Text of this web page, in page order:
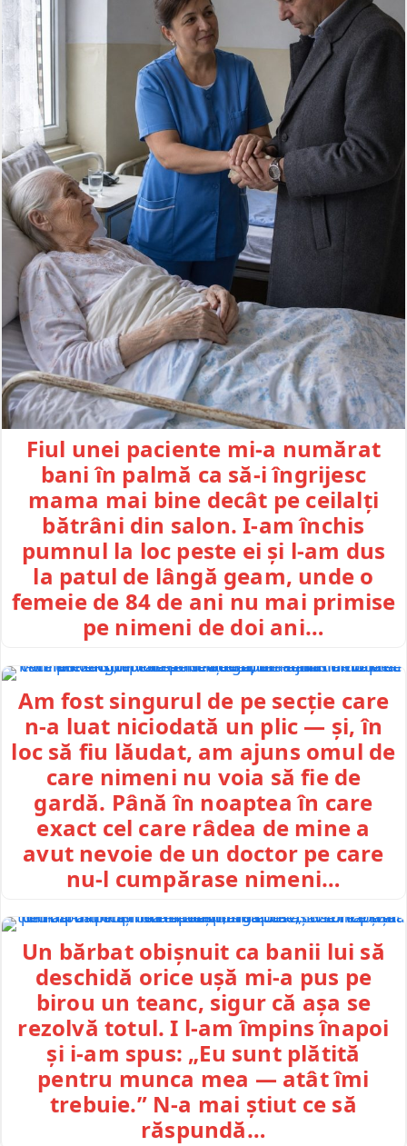
Fiul unei paciente mi-a numărat
bani în palmă ca să-i îngrijesc
mama mai bine decât pe ceilalți
bătrâni din salon. I-am închis
pumnul la loc peste ei și l-am dus
la patul de lângă geam, unde o
femeie de 84 de ani nu mai primise
pe nimeni de doi ani…
Am fost singurul de pe secție care
n-a luat niciodată un plic — și, în
loc să fiu lăudat, am ajuns omul de
care nimeni nu voia să fie de
gardă. Până în noaptea în care
exact cel care râdea de mine a
avut nevoie de un doctor pe care
nu-l cumpărase nimeni…
Un bărbat obișnuit ca banii lui să
deschidă orice ușă mi-a pus pe
birou un teanc, sigur că așa se
rezolvă totul. I l-am împins înapoi
și i-am spus: „Eu sunt plătită
pentru munca mea — atât îmi
trebuie.” N-a mai știut ce să
răspundă…